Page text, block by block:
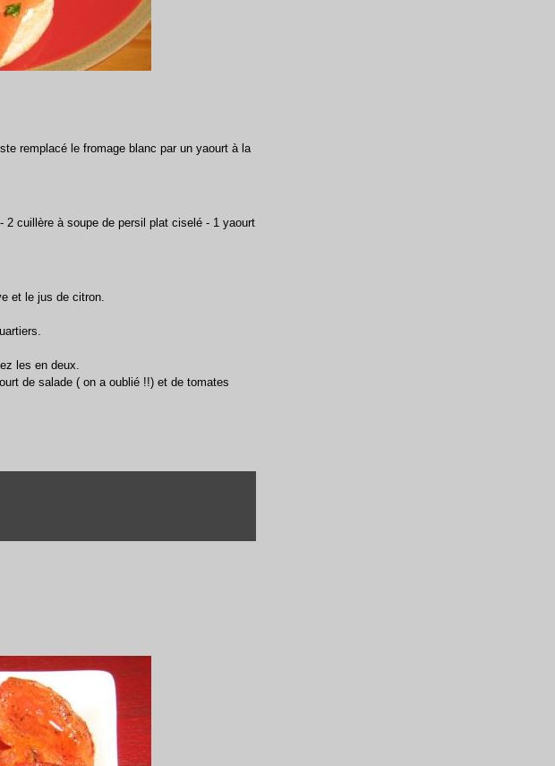
remplacé le fromage blanc par un yaourt à la
cuillère à soupe de persil plat ciselé - 1 yaourt
et le jus de citron.
les en deux.
de salade ( on a oublié !!) et de tomates